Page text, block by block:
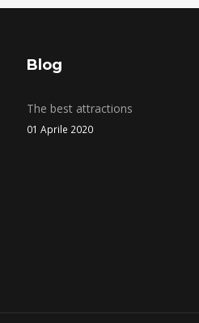
Blog
The best attractions
01 Aprile 2020